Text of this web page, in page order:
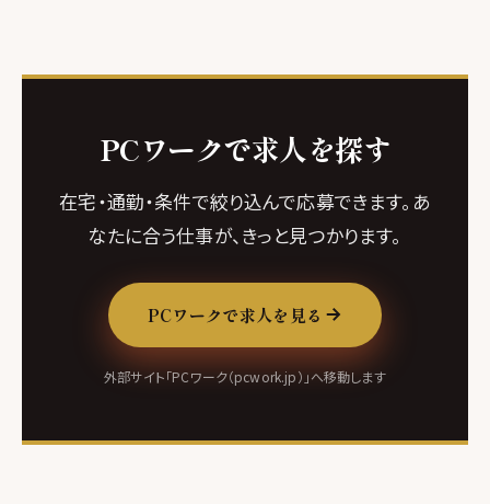
PCワークで求人を探す
在宅・通勤・条件で絞り込んで応募できます。あ
なたに合う仕事が、きっと見つかります。
PCワークで求人を見る
外部サイト「PCワーク（pcwork.jp）」へ移動します